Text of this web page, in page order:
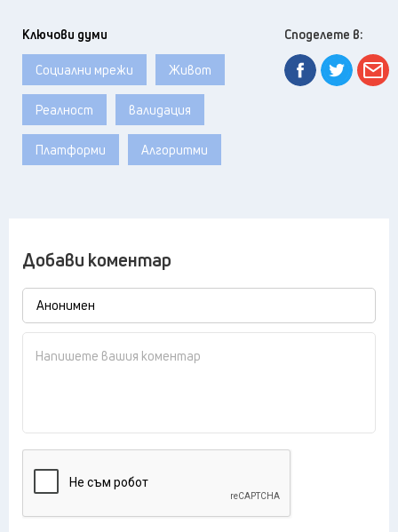
Ключови думи
Социални мрежи Живот
Реалност валидация
Платформи Алгоритми
Споделете в:
Добави коментар